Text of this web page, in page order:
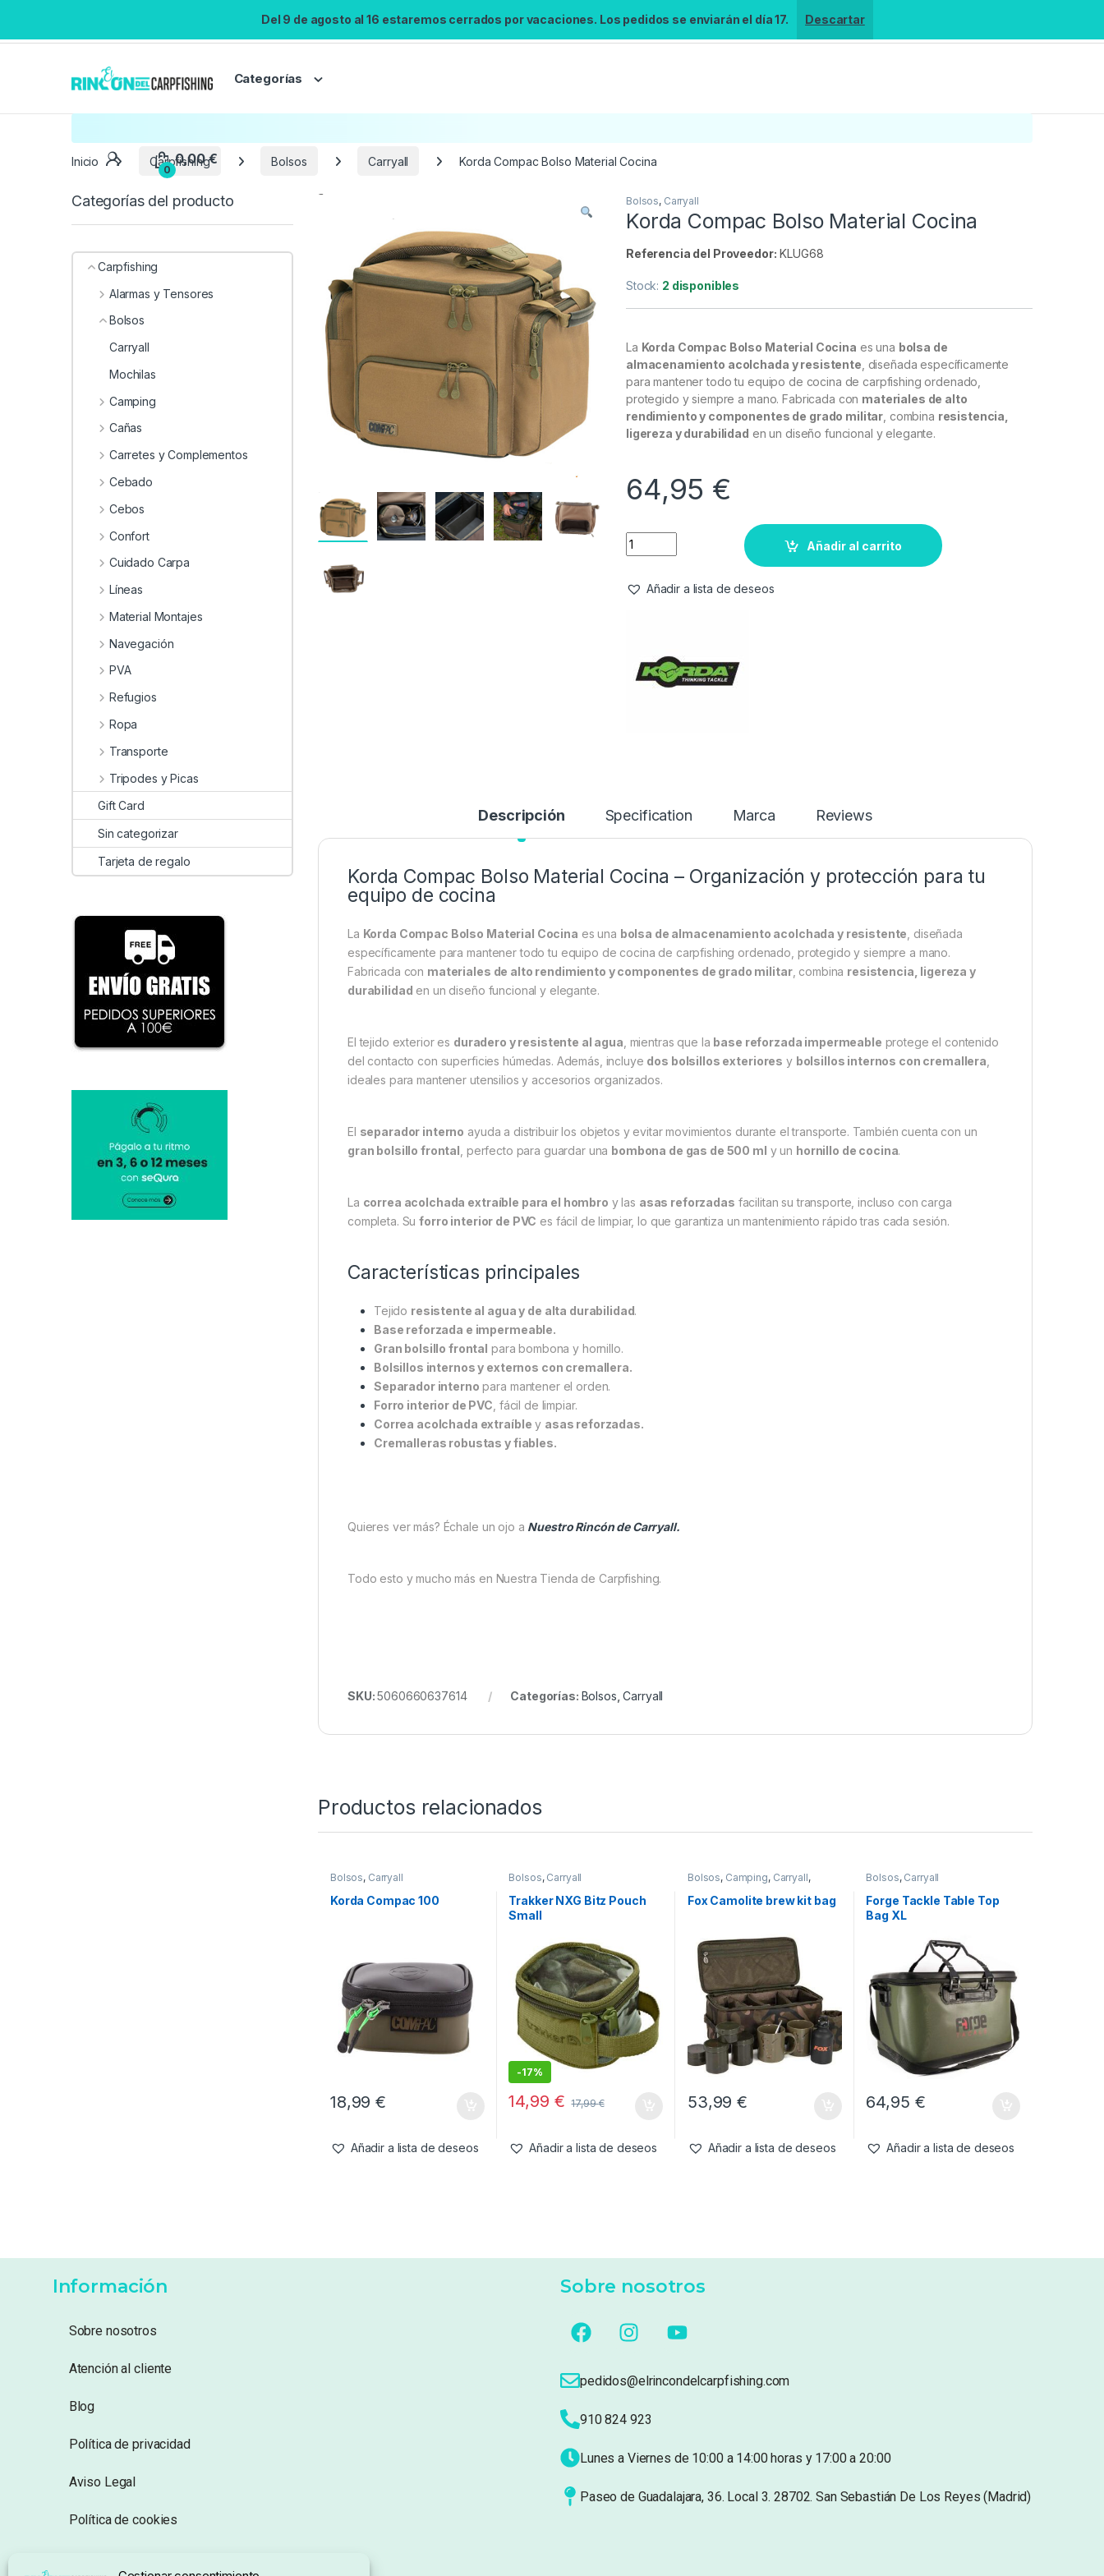
Del 9 de agosto al 16 estaremos cerrados por vacaciones. Los pedidos se enviarán el día 17. Descartar
Categorías
Búsqueda no disponible
No se pudo cargar el widget de búsqueda.
Inténtalo de nuevo.
Reintentar
Inicio Carpfishing Bolsos Carryall Korda Compac Bolso Material Cocina
Bolsos, Carryall
Korda Compac Bolso Material Cocina
Referencia del Proveedor: KLUG68
Stock: 2 disponibles
La Korda Compac Bolso Material Cocina es una bolsa de
almacenamiento acolchada y resistente , diseñada específicamente
para mantener todo tu equipo de cocina de carpfishing ordenado,
protegido y siempre a mano. Fabricada con materiales de alto
rendimiento y componentes de grado militar , combina resistencia,
ligereza y durabilidad en un diseño funcional y elegante.
64,95 €
Añadir al carrito
Añadir a lista de deseos
Descripción Specification Marca Reviews
Korda Compac Bolso Material Cocina – Organización y protección para tu
equipo de cocina
La Korda Compac Bolso Material Cocina es una bolsa de almacenamiento acolchada y resistente , diseñada
específicamente para mantener todo tu equipo de cocina de carpfishing ordenado, protegido y siempre a mano.
Fabricada con materiales de alto rendimiento y componentes de grado militar, combina resistencia, ligereza y
durabilidad en un diseño funcional y elegante.
El tejido exterior es duradero y resistente al agua , mientras que la base reforzada impermeable protege el contenido
del contacto con superficies húmedas. Además, incluye dos bolsillos exteriores y bolsillos internos con cremallera
ideales para mantener utensilios y accesorios organizados.
El separador interno ayuda a distribuir los objetos y evitar movimientos durante el transporte. También cuenta con un
gran bolsillo frontal , perfecto para guardar una bombona de gas de 500 ml y un hornillo de cocina.
La correa acolchada extraíble para el hombro y las asas reforzadas facilitan su transporte, incluso con carga
completa. Suforro interior de PVC es fácil de limpiar, lo que garantiza un mantenimiento rápido tras cada sesión.
Características principales
Tejido resistente al agua y de alta durabilidad.
Base reforzada e impermeable.
Gran bolsillo frontal para bombona y hornillo.
Bolsillos internos y externos con cremallera.
Separador interno para mantener el orden.
Forro interior de PVC , fácil de limpiar.
Correa acolchada extraíble y asas reforzadas.
Cremalleras robustas y fiables.
Quieres ver más? Échale un ojo a Nuestro Rincón de Carryall.
Todo esto y mucho más en Nuestra Tienda de Carpfishing.
SKU:5060660637614 Categorías: Bolsos ,Carryall
Productos relacionados
Bolsos, Carryall
Korda Compac 100
18,99€
Añadir a lista de deseos
Bolsos, Carryall
Trakker NXG Bitz Pouch
Small
-17%
14,99 € 17,99€
Añadir a lista de deseos
Bolsos, Camping, Carryall,
Fox Camolite brew kit bag
53,99€
Añadir a lista de deseos
Bolsos, Carryall
Forge Tackle Table Top
Bag XL
64,95 €
Añadir a lista de deseos
Categorías del producto
Carpfishing
Alarmas y Tensores
Bolsos
Carryall
Mochilas
Camping
Cañas
Carretes y Complementos
Cebado
Cebos
Confort
Cuidado Carpa
Líneas
Material Montajes
Navegación
PVA
Refugios
Ropa
Transporte
Tripodes y Picas
Gift Card
Sin categorizar
Tarjeta de regalo
Información
Sobre nosotros
Atención al cliente
Blog
Política de privacidad
Aviso Legal
Política de cookies
Sobre nosotros
pedidos@elrincondelcarpfishing.com
910 824 923
Lunes a Viernes de 10:00 a 14:00 horas y 17:00 a 20:00
Paseo de Guadalajara, 36. Local 3. 28702. San Sebastián De Los Reyes (Madrid)